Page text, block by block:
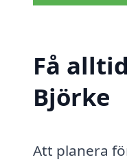
Få
Björke
Att planera